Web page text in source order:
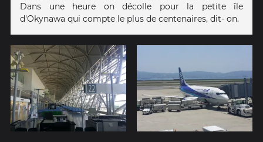
Dans une heure on décolle pour la petite île
d'Okynawa qui compte le plus de centenaires, dit- on.